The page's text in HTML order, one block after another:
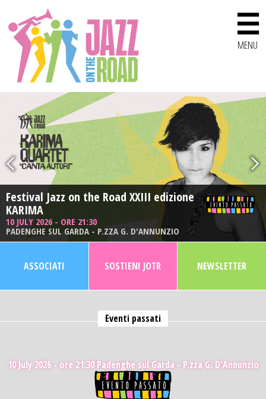
☰
MENU
Festival Jazz on the Road XXIII edizione
KARIMA
10 JULY 2026 - ORE 21:30
PADENGHE SUL GARDA - P.ZZA G. D'ANNUNZIO
Festival Jazz on the Road XXIII edizione
SERGIO CAMMARIERE
11 JULY 2026 - ORE 21:30
DESENZANO DEL GARDA - CASTELLO
ASSOCIATI SOSTIENI JOTR NEWSLETTER
Eventi passati
10 July 2026 - ore 21:30Padenghe sul Garda - P.zza G. D'Annunzio